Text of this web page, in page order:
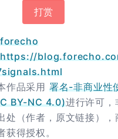
打赏
forecho
https://
作品采用 署名-非商业性
BY-NC 4.0)进行许可，
处（作者，原文链接），
获得授权。